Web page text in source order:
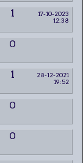
1
17-10-2023
12:38
0
1
28-12-2021
19:52
0
0